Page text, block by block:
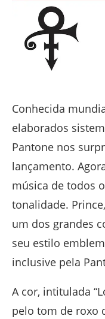
Conhecida
elaborados
Pantone nos
lançamento.
música de todos
tonalidade.
um dos grandes
seu estilo
inclusive pela
A cor, intitulada
pelo tom de roxo